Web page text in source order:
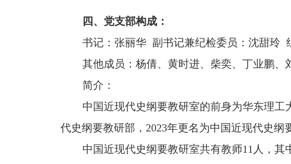
四、党支部构成：
书记：张丽华 副书记兼纪检委员：沈甜玲
其他成员：杨倩、黄时进、柴奕、丁业鹏、
简介：
中国近现代史纲要教研室的前身为华东理
代史纲要教研部，2023年更名为中国近现代史纲
中国近现代史纲要教研室共有教师11人，